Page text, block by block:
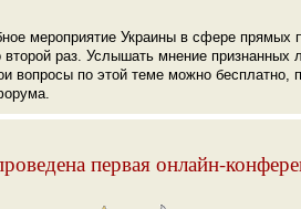
мероприятие Украины в сфере прямых
второй раз. Услышать мнение признанных
вопросы по этой теме можно бесплатно,
первая онлайн-